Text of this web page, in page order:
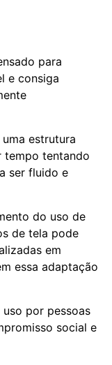
para
e consiga
estrutura
tempo tentando
ser fluido e
do uso de
de tela pode
em
essa adaptação
por pessoas
social e